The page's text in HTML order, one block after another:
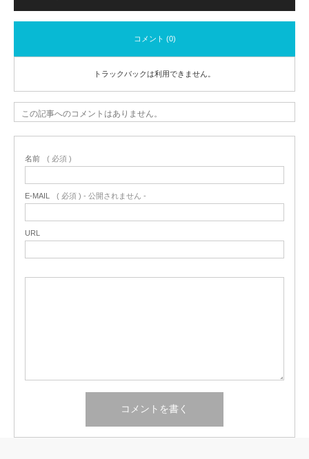
コメント (0)
トラックバックは利用できません。
この記事へのコメントはありません。
名前 ( 必須 )
E-MAIL ( 必須 ) - 公開されません -
URL